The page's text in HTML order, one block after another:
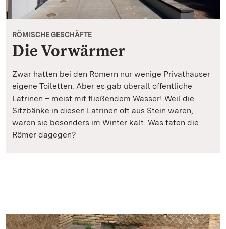
RÖMISCHE GESCHÄFTE
Die Vorwärmer
Zwar hatten bei den Römern nur wenige Privathäuser
eigene Toiletten. Aber es gab überall öffentliche
Latrinen – meist mit fließendem Wasser! Weil die
Sitzbänke in diesen Latrinen oft aus Stein waren,
waren sie besonders im Winter kalt. Was taten die
Römer dagegen?